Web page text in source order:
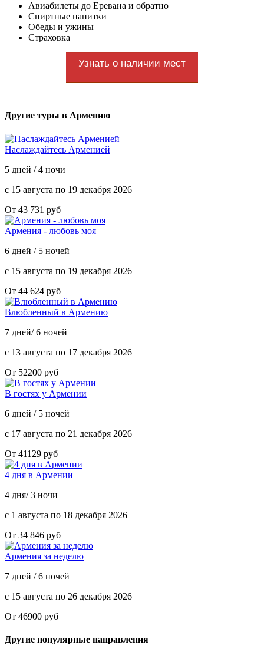
Авиабилеты до Еревана и обратно
Спиртные напитки
Обеды и ужины
Страховка
Узнать о наличии мест
Другие туры в Армению
Наслаждайтесь Арменией
5 дней / 4 ночи
с 15 августа по 19 декабря 2026
От 43 731 руб
Армения - любовь моя
6 дней / 5 ночей
с 15 августа по 19 декабря 2026
От 44 624 руб
Влюбленный в Армению
7 дней/ 6 ночей
с 13 августа по 17 декабря 2026
От 52200 руб
В гостях у Армении
6 дней / 5 ночей
с 17 августа по 21 декабря 2026
От 41129 руб
4 дня в Армении
4 дня/ 3 ночи
с 1 августа по 18 декабря 2026
От 34 846 руб
Армения за неделю
7 дней / 6 ночей
с 15 августа по 26 декабря 2026
От 46900 руб
Другие популярные направления